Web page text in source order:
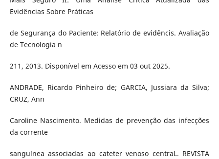
Evidências Sobre Práticas
de Segurança do Paciente: Relatório de evidêncis. Avaliação
de Tecnologia n
211, 2013. Disponível em Acesso em 03 out 2025.
ANDRADE, Ricardo Pinheiro de; GARCIA, Jussiara da Silva;
CRUZ, Ann
Caroline Nascimento. Medidas de prevenção das infecções
da corrente
sanguínea associadas ao cateter venoso centraL. REVISTA